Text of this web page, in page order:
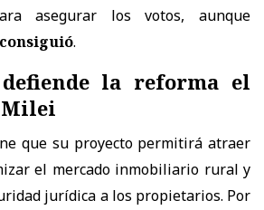
asegurar los votos, aunque
.
la reforma el
Milei
que su proyecto permitirá atraer
el mercado inmobiliario rural y
jurídica a los propietarios. Por